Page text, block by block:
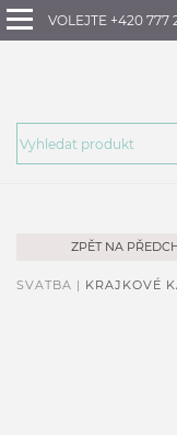
VOLEJTE +420 777
ZPĚT NA
SVATBA | KRAJKOVÉ